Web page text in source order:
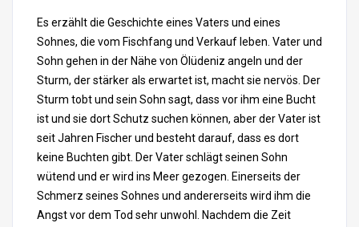
Es erzählt die Geschichte eines Vaters und eines
Sohnes, die vom Fischfang und Verkauf leben. Vater und
Sohn gehen in der Nähe von Ölüdeniz angeln und der
Sturm, der stärker als erwartet ist, macht sie nervös. Der
Sturm tobt und sein Sohn sagt, dass vor ihm eine Bucht
ist und sie dort Schutz suchen können, aber der Vater ist
seit Jahren Fischer und besteht darauf, dass es dort
keine Buchten gibt. Der Vater schlägt seinen Sohn
wütend und er wird ins Meer gezogen. Einerseits der
Schmerz seines Sohnes und andererseits wird ihm die
Angst vor dem Tod sehr unwohl. Nachdem die Zeit